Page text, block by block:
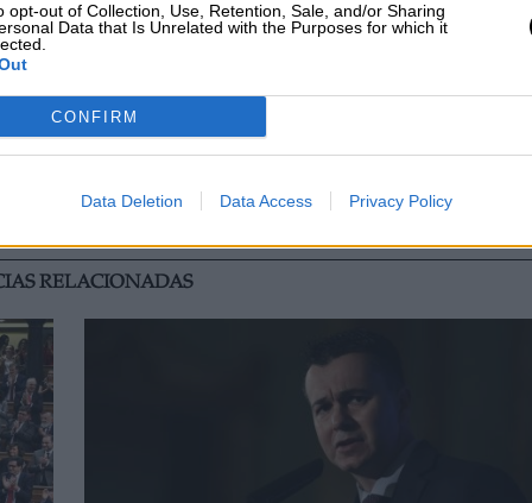
opt-out of Collection, Use, Retention, Sale, and/or Sharing
Data that Is Unrelated with the Purposes for which it
CONFIRM
Data Deletion Data Access Privacy Policy
han mandando "un mensaje de
"van a seguir trabajando para lograr el
contra la violencia de género ángeles carmona
RELACIONADAS